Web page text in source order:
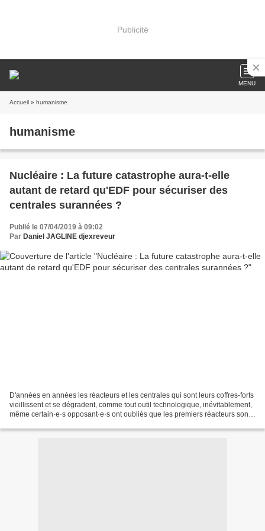
Publicité
MENU
Accueil » humanisme
humanisme
Nucléaire : La future catastrophe aura-t-elle
autant de retard qu'EDF pour sécuriser des
centrales surannées ?
Publié le 07/04/2019 à 09:02
Par Daniel JAGLINE djexreveur
D'années en années les réacteurs et les centrales qui sont leurs coffres-forts
vieillissent et se dégradent, comme tout outil technologique, inévitablement,
même certain·e·s opposant·e·s ont oubliés que les premiers réacteurs sont